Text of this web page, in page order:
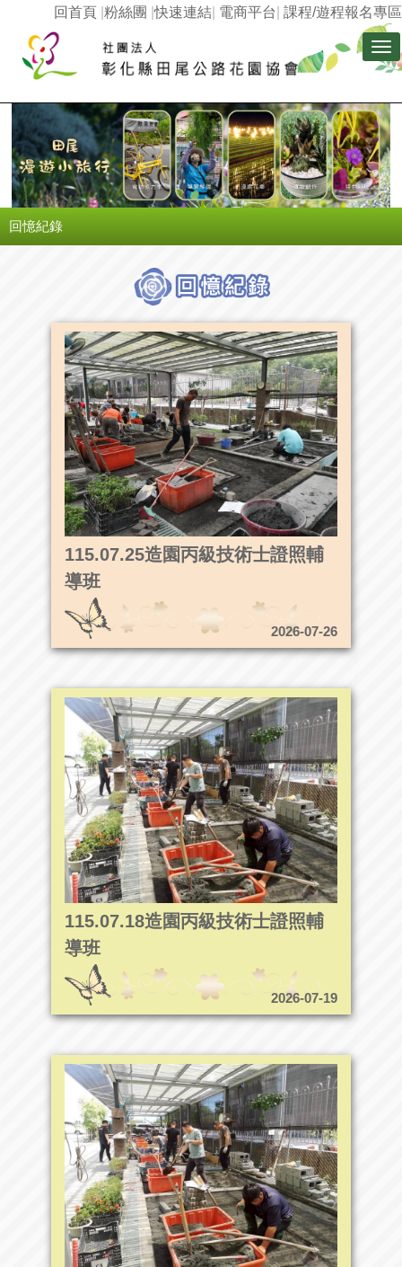
課程/遊程報名專區
電商平台
快速連結
粉絲團 |
回首頁
回憶紀錄
115.07.25造園丙級技術士證照輔
導班
2026-07-26
115.07.18造園丙級技術士證照輔
導班
2026-07-19